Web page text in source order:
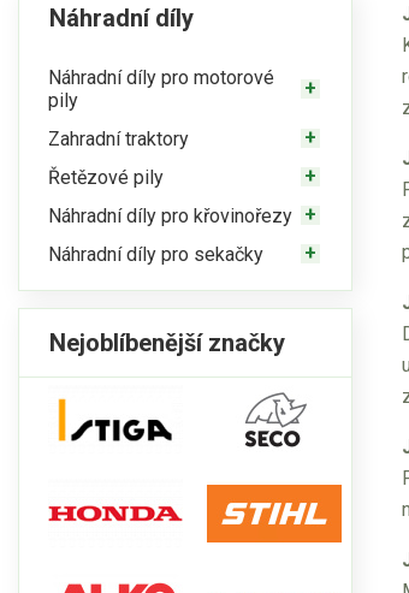
Náhradní díly
Náhradní díly pro motorové
pily
Zahradní traktory
Řetězové pily
Náhradní díly pro křovinořezy
Náhradní díly pro sekačky
Nejoblíbenější značky